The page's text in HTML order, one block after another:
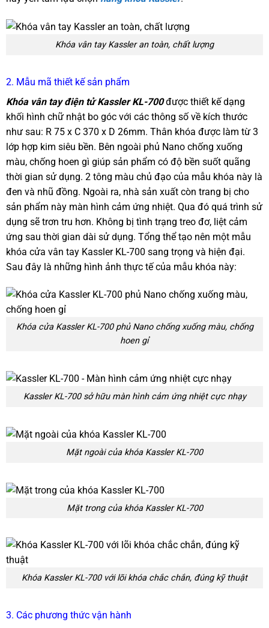
Khóa vân tay Kassler an toàn, chất lượng
2. Mẫu mã thiết kế sản phẩm
Khóa vân tay điện tử Kassler KL-700được thiết kế dạng
khối hình chữ nhật bo góc với các thông số về kích thước
như sau: R 75 x C 370 x D 26mm. Thân khóa được làm từ 3
lớp hợp kim siêu bền. Bên ngoài phủ Nano chống xuống
màu, chống hoen gì giúp sản phẩm có độ bền suốt quãng
thời gian sử dụng. 2 tông màu chủ đạo của mẫu khóa này là
đen và nhũ đồng. Ngoài ra, nhà sản xuất còn trang bị cho
sản phẩm này màn hình cảm ứng nhiệt. Qua đó quá trình sử
dụng sẽ trơn tru hơn. Không bị tình trạng treo đơ, liệt cảm
ứng sau thời gian dài sử dụng. Tổng thể tạo nên một mẫu
khóa cửa vân tay Kassler KL-700 sang trọng và hiện đại.
Sau đây là những hình ảnh thực tế của mẫu khóa này:
Khóa cửa Kassler KL-700 phủ Nano chống xuống màu, chống
hoen gỉ
Kassler KL-700 sở hữu màn hình cảm ứng nhiệt cực nhạy
Mặt ngoài của khóa Kassler KL-700
Mặt trong của khóa Kassler KL-700
Khóa Kassler KL-700 với lõi khóa chắc chắn, đúng kỹ thuật
3. Các phương thức vận hành